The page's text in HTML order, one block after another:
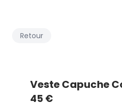
Retour
Veste Capuche
45 €